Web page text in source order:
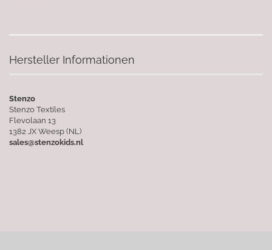
Hersteller Informationen
Stenzo
Stenzo Textiles
Flevolaan 13
1382 JX Weesp (NL)
sales@stenzokids.nl